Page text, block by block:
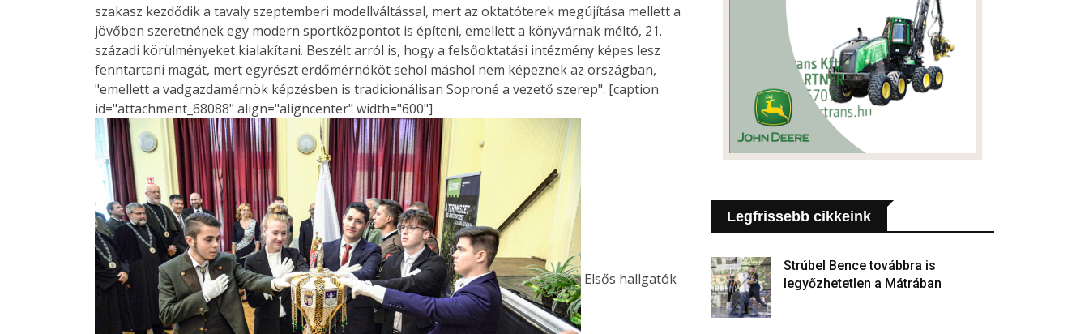
szakasz kezdődik a tavaly szeptemberi modellváltással, mert az oktatóterek megújítása mellett a
jövőben szeretnének egy modern sportközpontot is építeni, emellett a könyvárnak méltó, 21.
századi körülményeket kialakítani. Beszélt arról is, hogy a felsőoktatási intézmény képes lesz
fenntartani magát, mert egyrészt erdőmérnököt sehol máshol nem képeznek az országban,
"emellett a vadgazdamérnök képzésben is tradicionálisan Soproné a vezető szerep". [caption
id="attachment_68088" align="aligncenter" width="600"]
Elsős hallgatók
Legfrissebb cikkeink
Strúbel Bence továbbra is
legyőzhetetlen a Mátrában